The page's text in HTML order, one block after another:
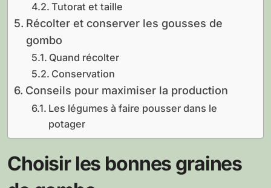
Tutorat et taille
Récolter et conserver les gousses de
gombo
Quand récolter
Conservation
Conseils pour maximiser la production
Les légumes à faire pousser dans le
potager
Choisir les bonnes graines